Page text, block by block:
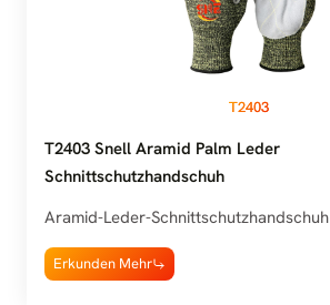
T2403
T2403 Snell Aramid Palm Leder
Schnittschutzhandschuh
Aramid-Leder-Schnittschutzhandschuh
Erkunden Mehr